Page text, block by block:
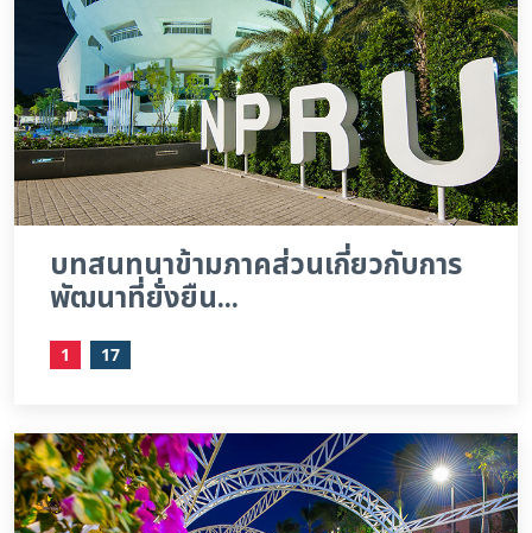
บทสนทนาข้ามภาคส่วนเกี่ยวกับการ
พัฒนาที่ยั่งยืน...
1 17